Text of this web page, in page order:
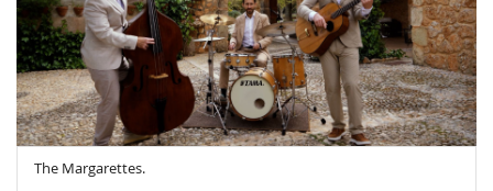
The Margarettes.